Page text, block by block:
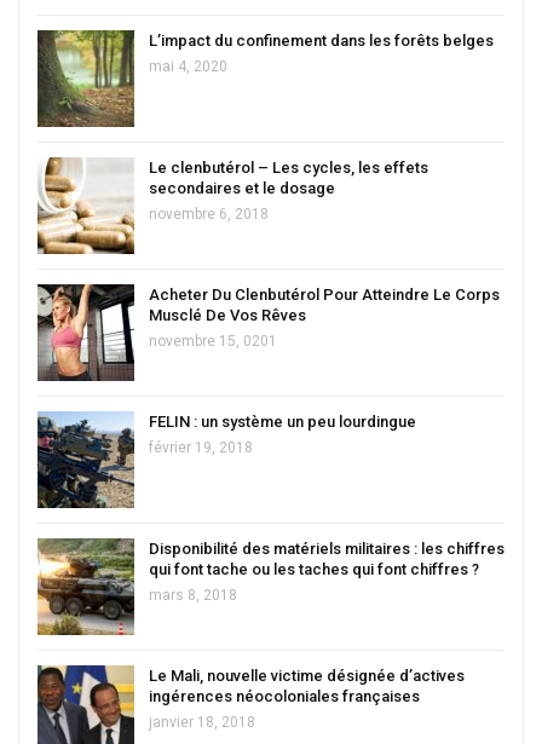
L’impact du confinement dans les forêts belges
mai 4, 2020
Le clenbutérol – Les cycles, les effets
secondaires et le dosage
novembre 6, 2018
Acheter Du Clenbutérol Pour Atteindre Le Corps
Musclé De Vos Rêves
novembre 15, 0201
FELIN : un système un peu lourdingue
février 19, 2018
Disponibilité des matériels militaires : les chiffres
qui font tache ou les taches qui font chiffres ?
mars 8, 2018
Le Mali, nouvelle victime désignée d’actives
ingérences néocoloniales françaises
janvier 18, 2018